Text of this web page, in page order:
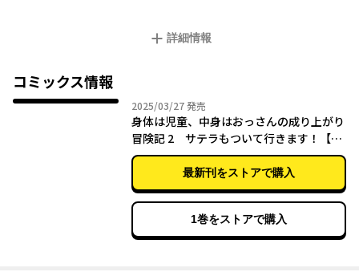
大人気小説をサテラ視点で新たにコミカライズ！
詳細情報
コミックス情報
2025/03/272025年03月27日
発売
身体は児童、中身はおっさんの成り上がり
冒険記 2 サテラもついて行きます！【電
子限定特典付き】
最新刊をストアで購入
1巻をストアで購入